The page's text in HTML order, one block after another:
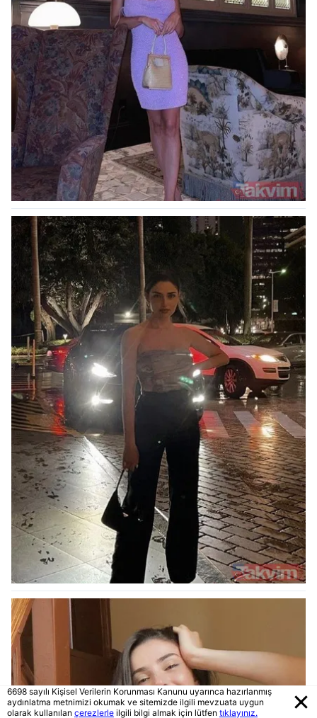
6698 sayılı Kişisel Verilerin Korunması Kanunu uyarınca hazırlanmış
aydınlatma metnimizi okumak ve sitemizde ilgili mevzuata uygun
olarak kullanılan çerezlerle ilgili bilgi almak için lütfen tıklayınız.